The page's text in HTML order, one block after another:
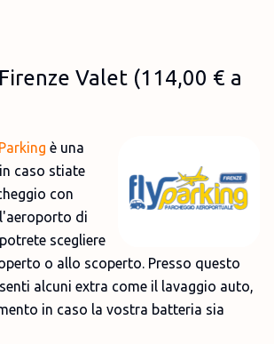
Valet (114,00 € a
è una
caso stiate
con
di
scegliere
o allo scoperto. Presso questo
alcuni extra come il lavaggio auto,
in caso la vostra batteria sia